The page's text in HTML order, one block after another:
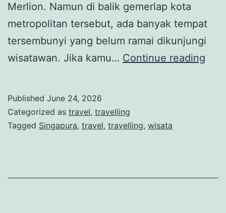
Merlion. Namun di balik gemerlap kota
metropolitan tersebut, ada banyak tempat
tersembunyi yang belum ramai dikunjungi
wisatawan. Jika kamu… Continue reading
Published June 24, 2026
Categorized as travel, travelling
Tagged Singapura, travel, travelling, wisata